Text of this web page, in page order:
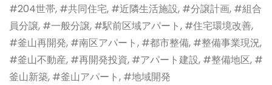
#204世帯, #共同住宅, #近隣生活施設, #分譲計画, #組合
員分譲, #一般分譲, #駅前区域アパート, #住宅環境改善,
#釜山再開発, #南区アパート, #都市整備, #整備事業現況,
#釜山不動産, #再開発投資, #アパート建設, #整備地区, #
釜山新築, #釜山アパート, #地域開発